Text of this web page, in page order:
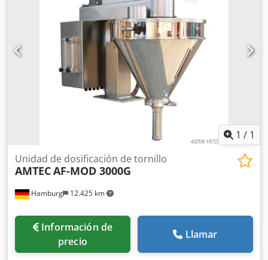
1 / 1
Hamburg 12.425 km
Unidad de dosificación de tornillo
AMTECAF-MOD 3000G
Información de
precio
Llamar